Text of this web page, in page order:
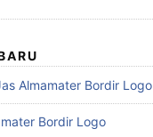
Almamater Bordir Logo
Bordir Logo